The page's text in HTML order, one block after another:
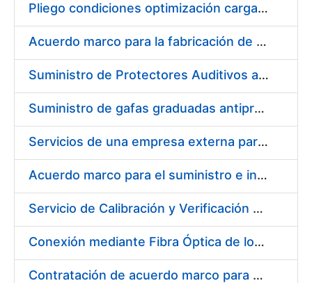
Mostra/Amaga Pliego condiciones optimización cargas compras firmado
Acuerdo marco para la fabricación de piezas
Suministro de Protectores Auditivos a medida para las personas trabajadoras de los Centros de Trabajo de Madrid y Burgos
Suministro de gafas graduadas antiproyecciones para los trabajadores de la FNMT-RCM en los centros de trabajo de Madrid y Burgos
Servicios de una empresa externa para el asesoramiento y resolución de los recursos de alzada que se presentan relacionados con procesos de selección para la FNMT-RCM
Acuerdo marco para el suministro e instalación de persianas, estores y otros complementos
Servicio de Calibración y Verificación Externa de los Equipos de Medición del Servicio de Prevención de la FNMT-RCM
Conexión mediante Fibra Óptica de los Centros de Proceso de Datos (CPDs) de las sedes de la FNMT-RCM de Burgos y Madrid
Contratación de acuerdo marco para el Suministro de Material de Electricidad para la Fábrica Nacional de Moneda y Timbre-Real Casa de la Moneda en su centro de trabajo de Burgos